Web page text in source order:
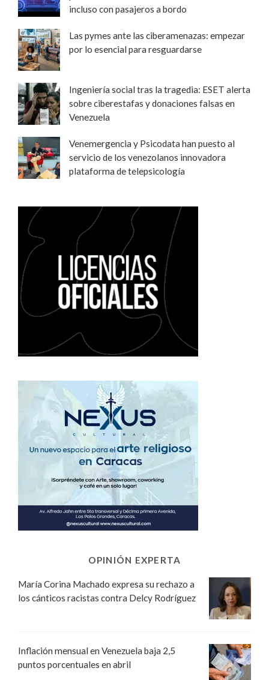
incluso con pasajeros a bordo
Las pymes ante las ciberamenazas: empezar
por lo esencial para resguardarse
Ingeniería social tras la tragedia: ESET alerta
sobre ciberestafas y donaciones falsas en
Venezuela
Venemergencia y Psicodata han puesto al
servicio de los venezolanos innovadora
plataforma de telepsicología
OPINIÓN EXPERTA
María Corina Machado expresa su rechazo a
los cánticos racistas contra Delcy Rodríguez
Inflación mensual en Venezuela baja 2,5
puntos porcentuales en abril